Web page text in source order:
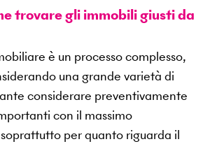
trovare gli immobili giusti da
è un processo complesso,
una grande varietà di
considerare preventivamente
con il massimo
per quanto riguarda il